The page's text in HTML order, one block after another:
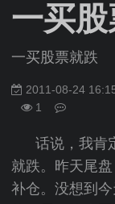
一买
一买股票就跌
2011-08-24
1
话说，我肯
就跌。昨天尾
补仓。没想到